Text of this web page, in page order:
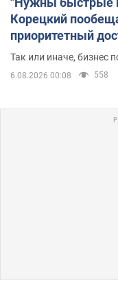
Корецкий
приоритетный
помещениям
Так или иначе, бизнес
6.08.2026 00:08 558